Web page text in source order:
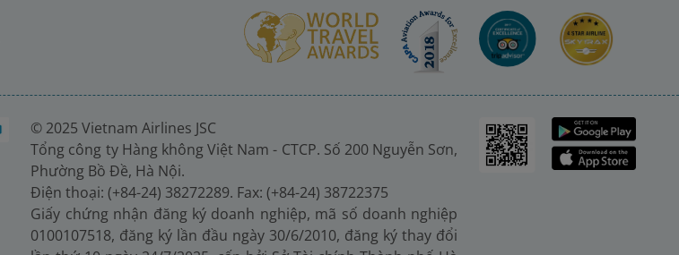
© 2025 Vietnam Airlines JSC
Tổng công ty Hàng không Việt Nam - CTCP. Số 200 Nguyễn Sơn,
Phường Bồ Đề, Hà Nội.
Điện thoại: (+84-24) 38272289. Fax: (+84-24) 38722375
Giấy chứng nhận đăng ký doanh nghiệp, mã số doanh nghiệp
0100107518, đăng ký lần đầu ngày 30/6/2010, đăng ký thay đổi